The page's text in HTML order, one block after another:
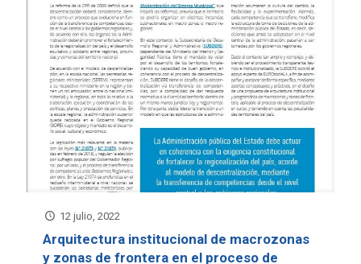
12 julio, 2022
Arquitectura institucional de macrozonas
y zonas de frontera en el proceso de